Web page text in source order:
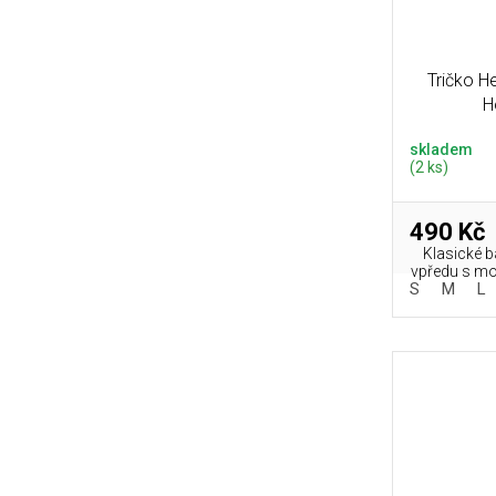
Tričko
skladem
(2 ks)
490 Kč
Klasické
vpředu s
S M L